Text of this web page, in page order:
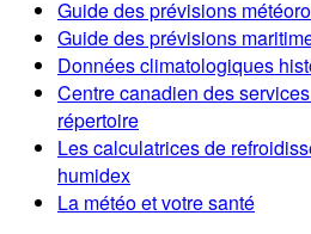
Guide des prévisions
Guide des prévisions
Données climatologiques
Centre canadien des
répertoire
Les calculatrices de
humidex
La météo et votre santé